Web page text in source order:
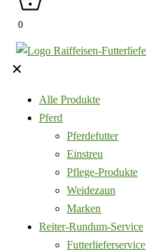
0
✕
Alle Produkte
Pferd
Pferdefutter
Einstreu
Pflege-Produkte
Weidezaun
Marken
Reiter-Rundum-Service
Futterlieferservice